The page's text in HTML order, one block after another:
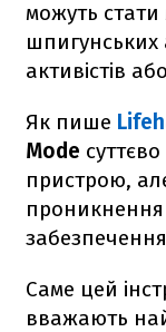
можуть
шпигунських
активістів
Як пише
Mode
пристрою,
Саме цей
вважають